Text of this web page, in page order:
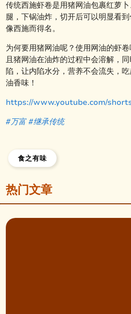
传统西施虾卷是用猪网油包裹红萝
腿，下锅油炸，切开后可以明显看
像西施而得名。
为何要用猪网油呢？使用网油的虾
且猪网油在油炸的过程中会溶解，
陷，让内陷水分，营养不会流失，
油香味！
https://www.youtube.com/
#万富 #继承传统
食之有味
热门文章